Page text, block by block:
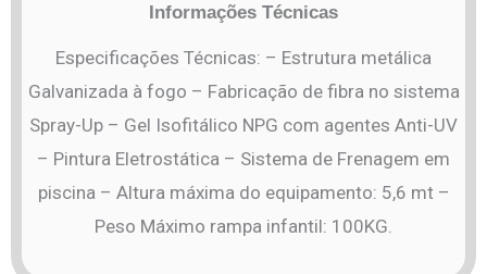
Informações Técnicas
Especificações Técnicas: – Estrutura metálica
Galvanizada à fogo – Fabricação de fibra no sistema
Spray-Up – Gel Isofitálico NPG com agentes Anti-UV
– Pintura Eletrostática – Sistema de Frenagem em
piscina – Altura máxima do equipamento: 5,6 mt –
Peso Máximo rampa infantil: 100KG.